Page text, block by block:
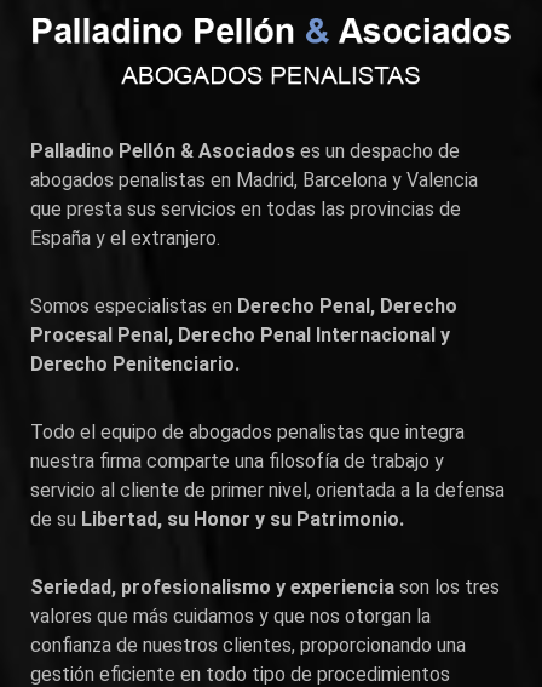
Palladino Pellón & Asociados es un despacho de
abogados penalistas en Madrid, Barcelona y Valencia
que presta sus servicios en todas las provincias de
España y el extranjero.
Somos especialistas en Derecho Penal, Derecho
Procesal Penal, Derecho Penal Internacional y
Derecho Penitenciario.
Todo el equipo de abogados penalistas que integra
nuestra firma comparte una filosofía de trabajo y
servicio al cliente de primer nivel, orientada a la defensa
de su Libertad, su Honor y su Patrimonio.
Seriedad, profesionalismo y experiencia son los tres
valores que más cuidamos y que nos otorgan la
confianza de nuestros clientes, proporcionando una
gestión eficiente en todo tipo de procedimientos